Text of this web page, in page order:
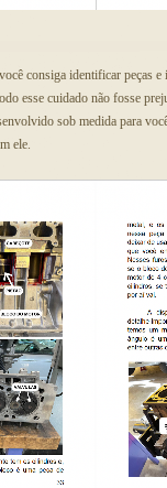
consiga identificar peças
esse cuidado não fosse
sob medida para
ele.